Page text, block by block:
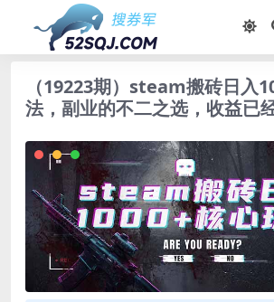
（19223期）steam搬砖日入
法，副业的不二之选，收益已